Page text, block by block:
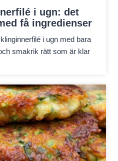
i ugn: det
få ingredienser
i ugn med bara
smakrik rätt som är klar